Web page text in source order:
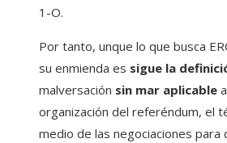
1-O.
Por tanto, unque lo que busca
su enmienda es sigue la
malversación sin mar aplicable
organización del referéndum, el
medio de las negociaciones para